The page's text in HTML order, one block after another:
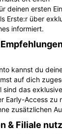
deinen ersten
Erste:r über
informiert.
kannst du
auf dich
sind das
Early-Access zu
zusätzlichen
& Filiale